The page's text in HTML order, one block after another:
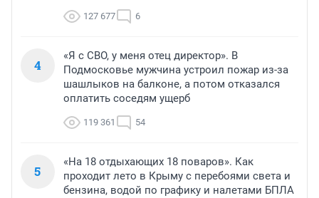
127 677 6
4
«Я с СВО, у меня отец директор». В
Подмосковье мужчина устроил пожар из-за
шашлыков на балконе, а потом отказался
оплатить соседям ущерб
119 361 54
5
«На 18 отдыхающих 18 поваров». Как
проходит лето в Крыму с перебоями света и
бензина, водой по графику и налетами БПЛА